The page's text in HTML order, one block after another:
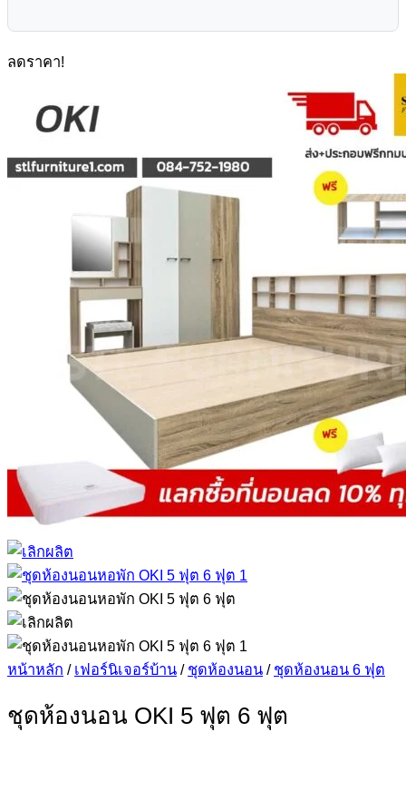
ลดราคา!
หน้าหลัก / เฟอร์นิเจอร์บ้าน / ชุดห้องนอน / ชุดห้องนอน 6 ฟุต
ชุดห้องนอน OKI 5 ฟุต 6 ฟุต